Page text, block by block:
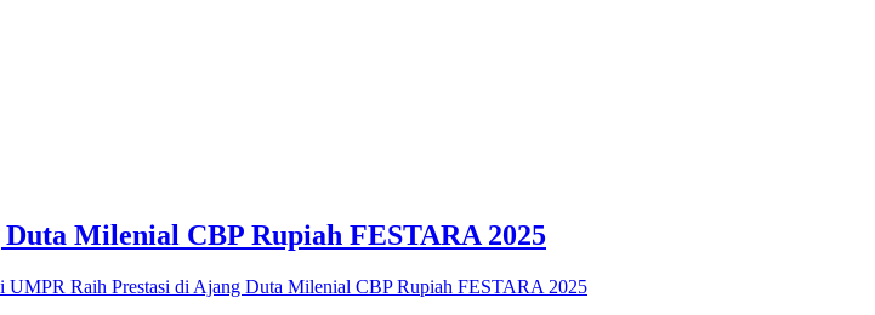
Milenial CBP Rupiah FESTARA 2025
UMPR Raih Prestasi di Ajang Duta Milenial CBP Rupiah FESTARA 2025